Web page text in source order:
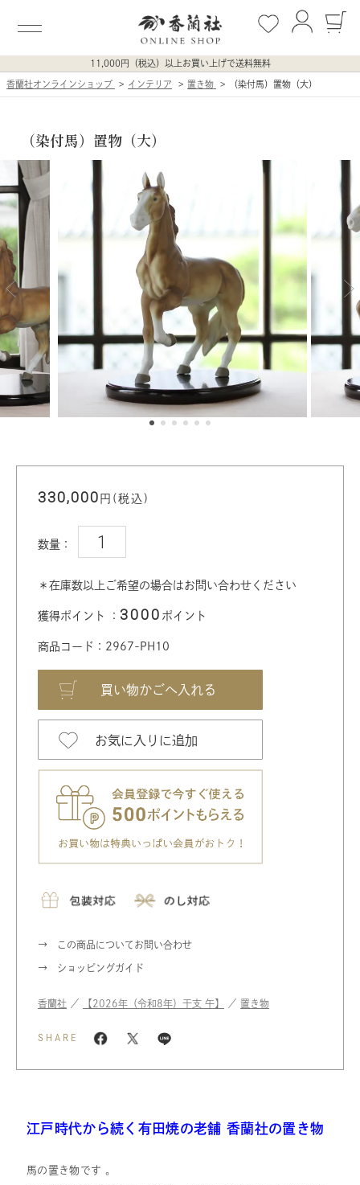
11,000円（税込）以上お買い上げで送料無料
香蘭社オンラインショップ インテリア 置き物 （染付馬）置物（大）
（染付馬）置物（大）
330,000 円(税込)
数量：
＊在庫数以上ご希望の場合はお問い合わせください
獲得ポイント ： 3000 ポイント
商品コード：2967-PH10
お気に入りに追加
この商品についてお問い合わせ
ショッピングガイド
香蘭社 ／ 【2026年（令和8年）干支 午】 ／ 置き物
SHARE
江戸時代から続く有田焼の老舗 香蘭社の置き物
馬の置き物です 。